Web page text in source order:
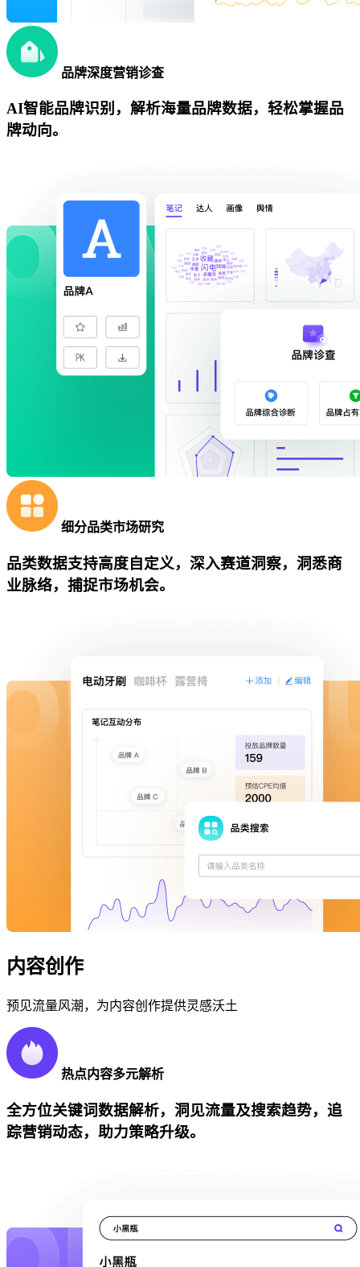
品牌深度营销诊查
AI智能品牌识别，解析海量品牌数据，轻松掌握品
牌动向。
细分品类市场研究
品类数据支持高度自定义，深入赛道洞察，洞悉商
业脉络，捕捉市场机会。
内容创作
预见流量风潮，为内容创作提供灵感沃土
热点内容多元解析
全方位关键词数据解析，洞见流量及搜索趋势，追
踪营销动态，助力策略升级。